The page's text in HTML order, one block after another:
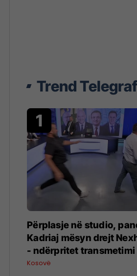
Trend
Përplasje në studio,
Kadriaj mësyn drejt
- ndërpritet transmetimi
Kosovë